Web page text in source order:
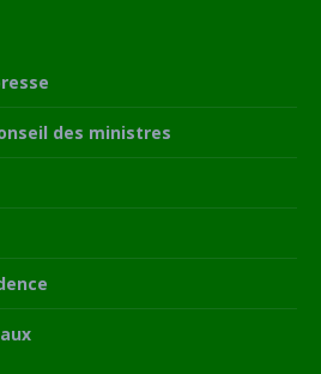
des ministres